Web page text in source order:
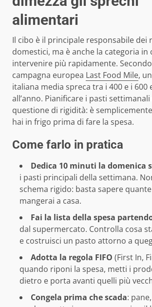
alimentari
Il cibo è il principale responsabile dei
domestici, ma è anche la categoria in
intervenire più rapidamente.
campagna europea Last Food Mile,
italiana media spreca tra i 400 e i 600
all’anno. Pianificare i pasti
questione di rigidità: è
hai in frigo prima di fare la spesa.
Come farlo in pratica
Dedica 10 minuti la domenica
i pasti principali della settimana.
schema rigido: basta sapere
mangerai a casa.
Fai la lista della spesa
dal supermercato. Controlla cosa
e costruisci un pasto attorno a
Adotta la regola FIFO (First In,
quando riponi la spesa, metti i
dietro e porta avanti quelli più
Congela prima che scada: